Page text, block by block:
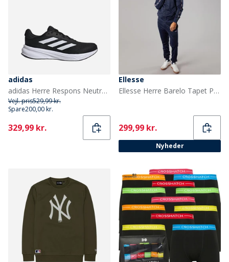
adidas
adidas Herre Respons Neutrale Løbesko Core Black/Cloud White/Core Black
Vejl. pris529,99 kr.
Spare200,00 kr.
Current
329,99 kr.
Ellesse
Ellesse Herre Barelo Tapet Polyester Træningsdragt Navy
Current
299,99 kr.
Nyheder